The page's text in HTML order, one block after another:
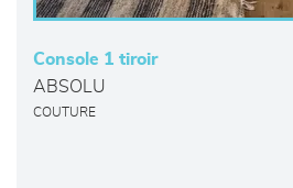
Console 1 tiroir
ABSOLU
COUTURE